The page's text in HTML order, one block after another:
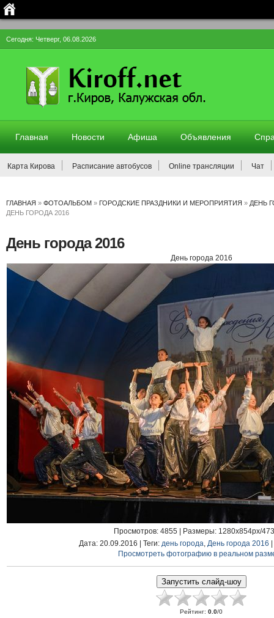
Сегодня: Четверг, 06.08.2026
Главная Новости Афиша Объявления
Карта Кирова Расписание автобусов Online трансляции Чат
ГЛАВНАЯ » ФОТОАЛЬБОМ » ГОРОДСКИЕ ПРАЗДНИКИ И МЕРОПРИЯТИЯ » ДЕНЬ
ДЕНЬ ГОРОДА 2016
День города 2016
День города 2016
Просмотров: 4855 | Размеры: 1280x854px/
Дата: 20.09.2016 | Теги: день города, День города 2016
Просмотреть фотографию в реальном
Рейтинг: 0.0/0